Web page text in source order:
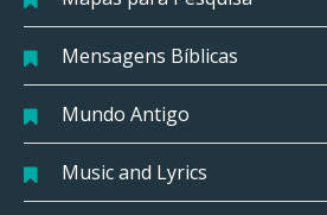
Mensagens Bíblicas
Mundo Antigo
Music and Lyrics